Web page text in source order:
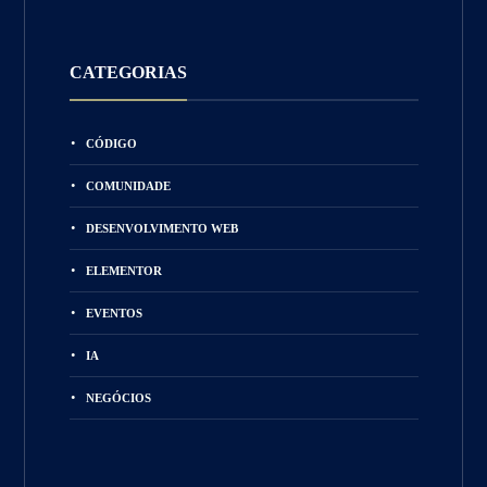
CATEGORIAS
CÓDIGO
COMUNIDADE
DESENVOLVIMENTO WEB
ELEMENTOR
EVENTOS
IA
NEGÓCIOS